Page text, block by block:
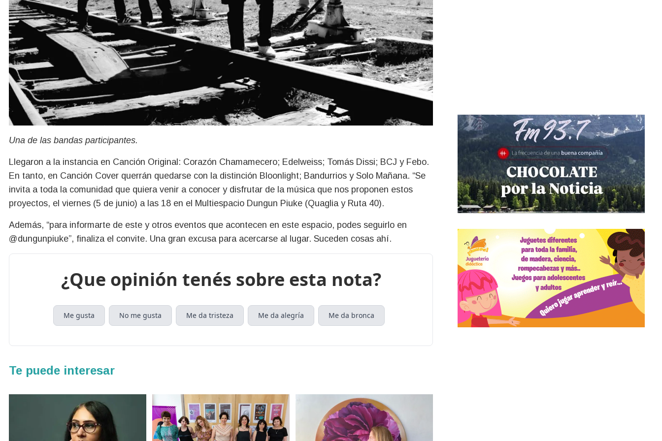
Una de las bandas participantes.
Llegaron a la instancia en Canción Original: Corazón Chamamecero; Edelweiss; Tomás Dissi; BCJ y Febo.
En tanto, en Canción Cover querrán quedarse con la distinción Bloonlight; Bandurrios y Solo Mañana. “Se
invita a toda la comunidad que quiera venir a conocer y disfrutar de la música que nos proponen estos
proyectos, el viernes (5 de junio) a las 18 en el Multiespacio Dungun Piuke (Quaglia y Ruta 40).
Además, “para informarte de este y otros eventos que acontecen en este espacio, podes seguirlo en
@dungunpiuke”, finaliza el convite. Una gran excusa para acercarse al lugar. Suceden cosas ahí.
¿Que opinión tenés sobre esta nota?
Me gusta No me gusta Me da tristeza Me da alegría Me da bronca
Te puede interesar